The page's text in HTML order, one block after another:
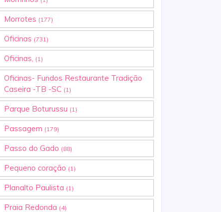
Morrotes (177)
Oficinas (731)
Oficinas, (1)
Oficinas- Fundos Restaurante Tradição
Caseira -TB -SC (1)
Parque Boturussu (1)
Passagem (179)
Passo do Gado (88)
Pequeno coração (1)
Planalto Paulista (1)
Praia Redonda (4)